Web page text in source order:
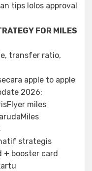
tips lolos approval
FOR MILES
transfer ratio,
apple to apple
2026:
miles
strategis
+ booster card